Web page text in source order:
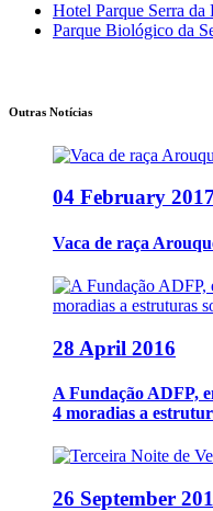
Hotel Parque Serra da
Parque Biológico da
Outras Notícias
04 February 2017
Vaca de raça
28 April 2016
A Fundação ADFP,
4 moradias a
26 September